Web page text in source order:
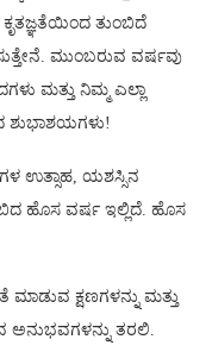
ತುಂಬಿದೆ
ಮುಂಬರುವ ವರ್ಷವು
ಮತ್ತು ನಿಮ್ಮ ಎಲ್ಲಾ
ಶುಭಾಶಯಗಳು!
ಉತ್ಸಾಹ, ಯಶಸ್ಸಿನ
ಹೊಸ ವರ್ಷ ಇಲ್ಲಿದೆ. ಹೊಸ
ಕ್ಷಣಗಳನ್ನು ಮತ್ತು
ಅನುಭವಗಳನ್ನು ತರಲಿ.